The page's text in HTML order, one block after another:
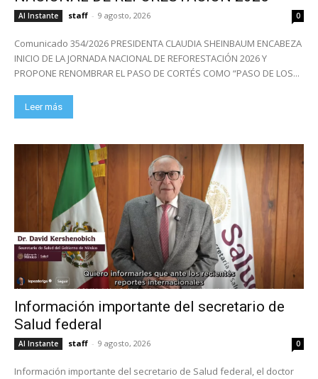
Al Instante staff - 9 agosto, 2026 0
Comunicado 354/2026 PRESIDENTA CLAUDIA SHEINBAUM ENCABEZA
INICIO DE LA JORNADA NACIONAL DE REFORESTACIÓN 2026 Y
PROPONE RENOMBRAR EL PASO DE CORTÉS COMO “PASO DE LOS...
Leer más
Información importante del secretario de
Salud federal
Al Instante staff - 9 agosto, 2026 0
Información importante del secretario de Salud federal, el doctor